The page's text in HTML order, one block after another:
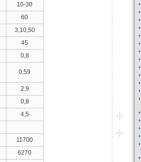
10-30
60
3,10,50
45
0,8
0,59
2,9
0,8
4,5
11700
6270